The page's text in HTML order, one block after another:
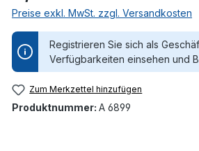
Preise exkl. MwSt. zzgl. Versandkosten
Registrieren Sie sich als
Verfügbarkeiten einsehen und
Zum Merkzettel hinzufügen
Produktnummer: A 6899